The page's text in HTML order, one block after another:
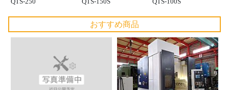
おすすめ商品